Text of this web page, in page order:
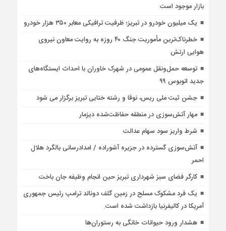
بازار موجود است
یک میلیون خودرو در تبریز؛ ظرفیت ترافیکی معابر ۳۵۰ هزار خودرو
خطرناک‌ترین مأموریت جنگ ۴۰ روزه به روایت معاون نیروی
هوایی ارتش
توسعه حمل‌ونقل عمومی در شهرک خاوران با احداث ایستگاه‌های
جدید اتوبوس ۹۹
جشن ثبت ملی ریس، نوقا و رشته ختایی تبریز برگزار می شود
مهار آتش‌سوزی در منطقه حفاظت‌شده دیزمار
شرط واریز سود سهام عدالت
آتش‌سوزی گسترده در جزیره آشوراده / امدادرسانی بالگرد هلال
احمر
کارگر فضای سبز شهرداری تبریز حین انجام وظیفه جان باخت
یک فرد مشکوک مسلح در زمین گلف دونالد ترامپ رئیس جمهوری
آمریکا در کالیفرنیا بازداشت شده است.
هشدار ورود حیوانات خانگی به رستوران‌ها